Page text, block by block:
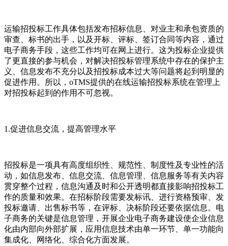
运输招投标工作具体包括发布招标信息、对业主和承包资质的
审查、标书的出手，以及开标、评标、签订合同等内容，通过
电子商务手段，这些工作均可在网上进行。这为投标企业提供
了更直接的参与机会，对解决招投标管理系统中存在的保护主
义、信息发布不充分以及招投标成本过大等问题将起到明显的
促进作用。所以，oTMS提供的在线运输招投标系统在管理上
对招投标起到的作用不可忽视。
1.促进信息交流，提高管理水平
招投标是一项具有高度组织性、规范性、制度性及专业性的活
动，如信息发布、信息交流、信息管理、信息服务等有关内容
贯穿整个过程，信息沟通及时和公开透明都直接影响招投标工
作的质量和效果。在招标阶段需要发标讯、进行资格预审、发
投标邀请、出售标书等，在评标、决标阶段还要依据信息。电
子商务的关键是信息管理，开展企业电子商务建设使企业信息
化由内部向外部扩展，应用信息技术由单一环节、单一功能向
集成化、网络化、综合化方面发展。